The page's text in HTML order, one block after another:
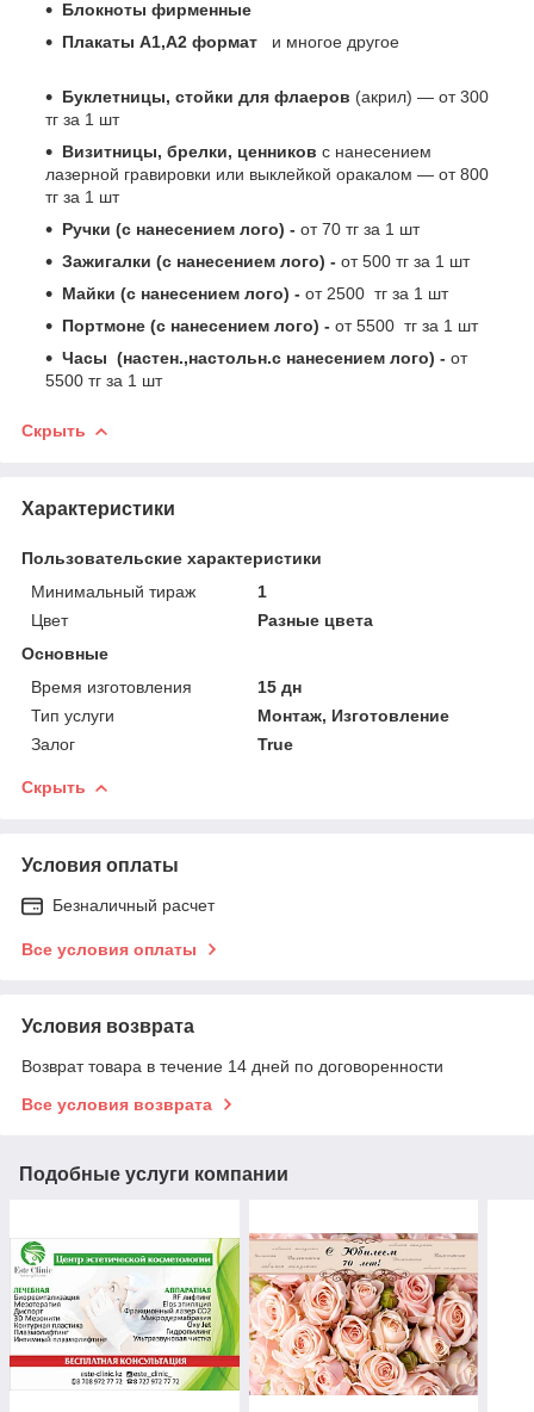
Блокноты фирменные
Плакаты А1,А2 формат и многое другое
Буклетницы, стойки для флаеров (акрил) ― от 300
тг за 1 шт
Визитницы, брелки, ценников с нанесением
лазерной гравировки или выклейкой оракалом ― от 800
тг за 1 шт
Ручки (с нанесением лого) - от 70 тг за 1 шт
Зажигалки (с нанесением лого) - от 500 тг за 1 шт
Майки (с нанесением лого) - от 2500 тг за 1 шт
Портмоне (с нанесением лого) - от 5500 тг за 1 шт
Часы (настен.,настольн.с нанесением лого) - от
5500 тг за 1 шт
Скрыть
Характеристики
Пользовательские характеристики
Минимальный тираж
1
Цвет
Разные цвета
Основные
Время изготовления
15 дн
Тип услуги
Монтаж, Изготовление
Залог
True
Скрыть
Условия оплаты
Безналичный расчет
Все условия оплаты
Условия возврата
Возврат товара в течение 14 дней по договоренности
Все условия возврата
Подобные услуги компании